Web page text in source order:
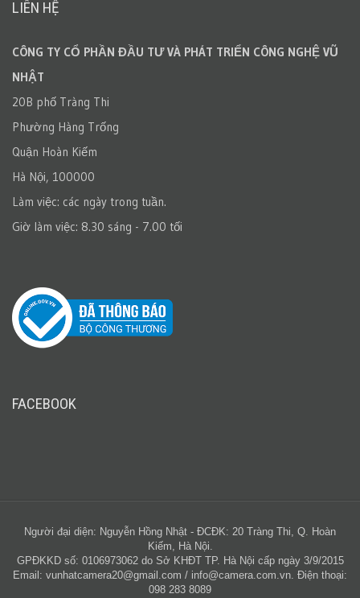
LIÊN HỆ
CÔNG TY CỔ PHẦN ĐẦU TƯ VÀ PHÁT TRIỂN CÔNG NGHỆ VŨ
NHẬT
20B phố Tràng Thi
Phường Hàng Trống
Quận Hoàn Kiếm
Hà Nội, 100000
Làm việc: các ngày trong tuần.
Giờ làm việc: 8.30 sáng - 7.00 tối
FACEBOOK
Người đại diện: Nguyễn Hồng Nhật - ĐCĐK: 20 Tràng Thi, Q. Hoàn
Kiếm, Hà Nội.
GPĐKKD số: 0106973062 do Sở KHĐT TP. Hà Nội cấp ngày 3/9/2015
Email: vunhatcamera20@gmail.com / info@camera.com.vn . Điện thoại:
098 283 8089